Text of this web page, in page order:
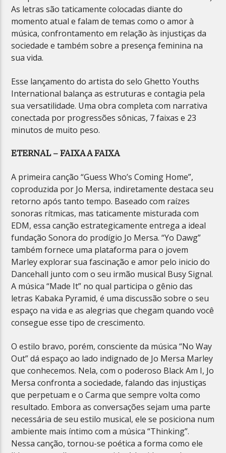
As letras são taticamente colocadas diante do
momento atual e falam de temas como o amor à
música, confrontamento em relação às injustiças da
sociedade e também sobre a presença feminina na
sua vida.
Esse lançamento do artista do selo Ghetto Youths
International balança as estruturas e contagia pela
sua versatilidade. Uma obra completa com narrativa
conectada por progressões sônicas, 7 faixas e 23
minutos de muito peso.
ETERNAL – FAIXA A FAIXA
A primeira canção “Guess Who’s Coming Home”,
coproduzida por Jo Mersa, indiretamente destaca seu
retorno após tanto tempo. Baseado com raízes
sonoras rítmicas, mas taticamente misturada com
EDM, essa canção estrategicamente entrega a ideal
fundação Sonora do prodígio Jo Mersa. “Yo Dawg”
também fornece uma plataforma para o jovem
Marley explorar sua fascinação e amor pelo inicio do
Dancehall junto com o seu irmão musical Busy Signal.
A música “Made It” no qual participa o gênio das
letras Kabaka Pyramid, é uma discussão sobre o seu
espaço na vida e as alegrias que chegam quando você
consegue esse tipo de crescimento.
O estilo bravo, porém, consciente da música “No Way
Out” dá espaço ao lado indignado de Jo Mersa Marley
que conhecemos. Nela, com o poderoso Black Am I, Jo
Mersa confronta a sociedade, falando das injustiças
que perpetuam e o Carma que sempre volta como
resultado. Embora as conversações sejam uma parte
necessária de seu estilo musical, ele se posiciona num
ambiente mais íntimo com a música “Thinking”.
Nessa canção, tornou-se poética a forma como ele